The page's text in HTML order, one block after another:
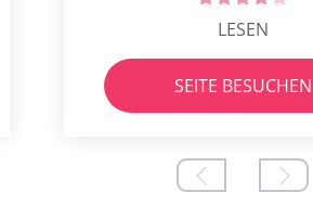
LESEN
SEITE BESUCHEN